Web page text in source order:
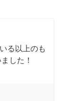
る以上のも
した！